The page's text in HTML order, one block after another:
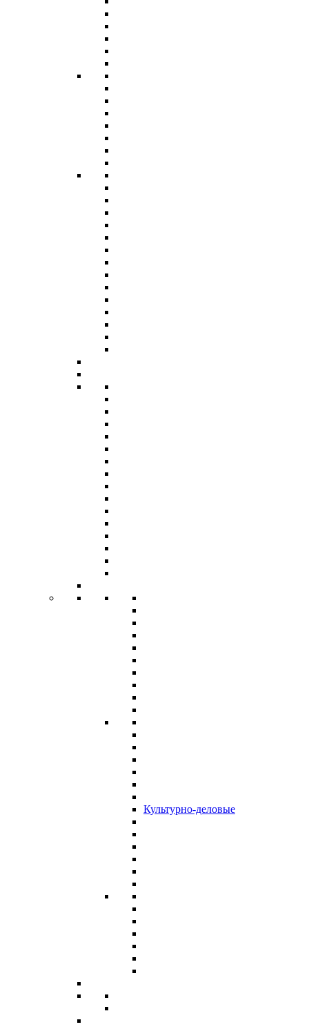
Культурно-деловые